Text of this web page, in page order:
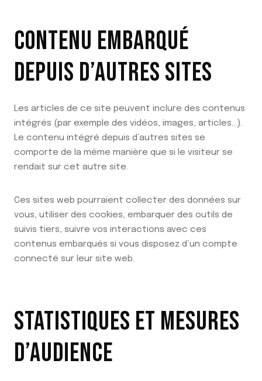
CONTENU EMBARQUÉ
DEPUIS D’AUTRES SITES
Les articles de ce site peuvent inclure des contenus
intégrés (par exemple des vidéos, images, articles…).
Le contenu intégré depuis d’autres sites se
comporte de la même manière que si le visiteur se
rendait sur cet autre site.
Ces sites web pourraient collecter des données sur
vous, utiliser des cookies, embarquer des outils de
suivis tiers, suivre vos interactions avec ces
contenus embarqués si vous disposez d’un compte
connecté sur leur site web.
STATISTIQUES ET MESURES
D’AUDIENCE